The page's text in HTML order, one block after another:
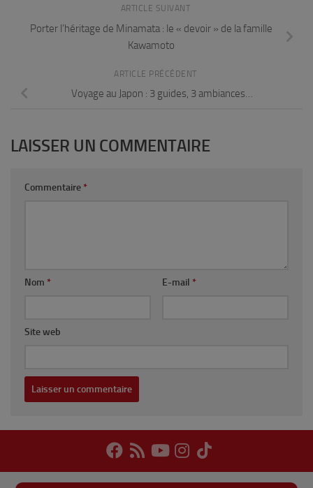
ARTICLE SUIVANT
Porter l’héritage de Minamata : le « devoir » de la famille
Kawamoto
ARTICLE PRÉCÉDENT
Voyage au Japon : 3 guides, 3 ambiances…
LAISSER UN COMMENTAIRE
Commentaire *
Nom * E-mail *
Site web